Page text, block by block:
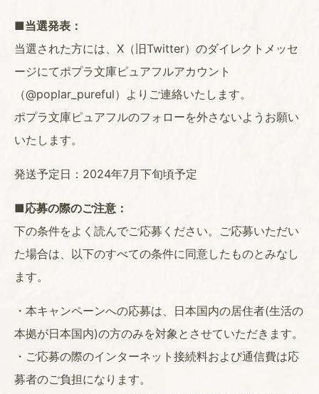
■当選発表：
当選された方には、X（旧Twitter）のダイレクトメッセ
ージにてポプラ文庫ピュアフルアカウント
（@poplar_pureful）よりご連絡いたします。
ポプラ文庫ピュアフルのフォローを外さないようお願い
いたします。
発送予定日：2024年7月下旬頃予定
■応募の際のご注意：
下の条件をよく読んでご応募ください。ご応募いただい
た場合は、以下のすべての条件に同意したものとみなし
ます。
・本キャンペーンへの応募は、日本国内の居住者(生活の
本拠が日本国内)の方のみを対象とさせていただきます。
・ご応募の際のインターネット接続料および通信費は応
募者のご負担になります。